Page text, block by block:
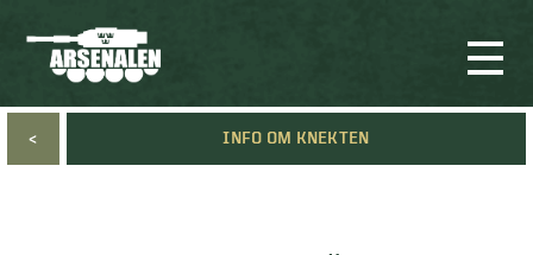
< INFO OM KNEKTEN